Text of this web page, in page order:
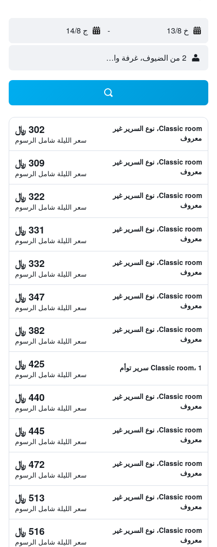
خ 13/8 - ج 14/8
2 من الضيوف، غرفة واحدة
Classic room، نوع السرير غير
معروف
302 ﷼
سعر الليلة شامل الرسوم
Classic room، نوع السرير غير
معروف
309 ﷼
سعر الليلة شامل الرسوم
Classic room، نوع السرير غير
معروف
322 ﷼
سعر الليلة شامل الرسوم
Classic room، نوع السرير غير
معروف
331 ﷼
سعر الليلة شامل الرسوم
Classic room، نوع السرير غير
معروف
332 ﷼
سعر الليلة شامل الرسوم
Classic room، نوع السرير غير
معروف
347 ﷼
سعر الليلة شامل الرسوم
Classic room، نوع السرير غير
معروف
382 ﷼
سعر الليلة شامل الرسوم
Classic room، 1 سرير توأم 425 ﷼
سعر الليلة شامل الرسوم
Classic room، نوع السرير غير
معروف
440 ﷼
سعر الليلة شامل الرسوم
Classic room، نوع السرير غير
معروف
445 ﷼
سعر الليلة شامل الرسوم
Classic room، نوع السرير غير
معروف
472 ﷼
سعر الليلة شامل الرسوم
Classic room، نوع السرير غير
معروف
513 ﷼
سعر الليلة شامل الرسوم
Classic room، نوع السرير غير
معروف
516 ﷼
سعر الليلة شامل الرسوم